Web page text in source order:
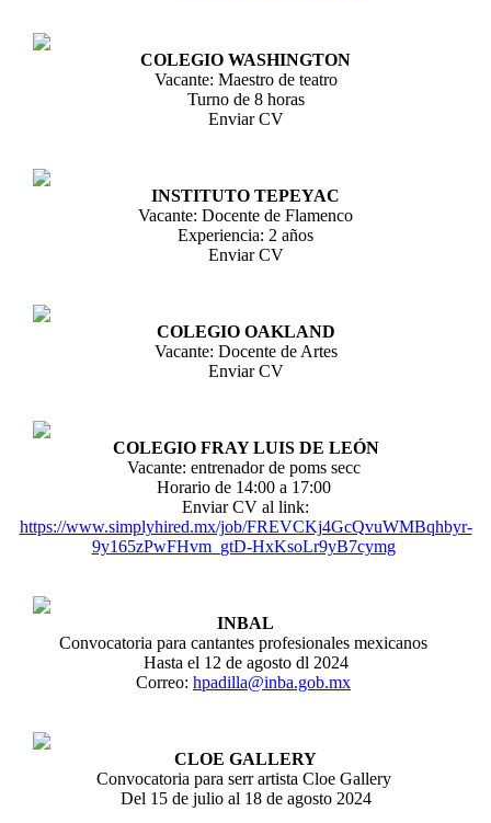
COLEGIO WASHINGTON
Vacante: Maestro de teatro
Turno de 8 horas
Enviar CV
INSTITUTO TEPEYAC
Vacante: Docente de Flamenco
Experiencia: 2 años
Enviar CV
COLEGIO OAKLAND
Vacante: Docente de Artes
Enviar CV
COLEGIO FRAY LUIS DE LEÓN
Vacante: entrenador de poms secc
Horario de 14:00 a 17:00
Enviar CV al link:
https://www.simplyhired.mx/job/FREVCKj4GcQvuWMBqhbyr-
9y165zPwFHvm_gtD-HxKsoLr9yB7cymg
INBAL
Convocatoria para cantantes profesionales mexicanos
Hasta el 12 de agosto dl 2024
Correo: hpadilla@inba.gob.mx
CLOE GALLERY
Convocatoria para serr artista Cloe Gallery
Del 15 de julio al 18 de agosto 2024